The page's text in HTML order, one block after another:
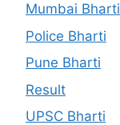
Mumbai Bharti
Police Bharti
Pune Bharti
Result
UPSC Bharti